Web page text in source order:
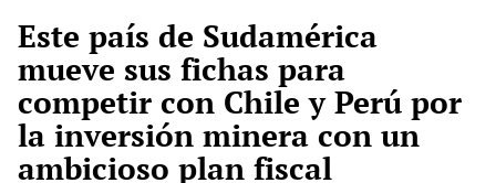
Este país de Sudamérica
mueve sus fichas para
competir con Chile y Perú por
la inversión minera con un
ambicioso plan fiscal